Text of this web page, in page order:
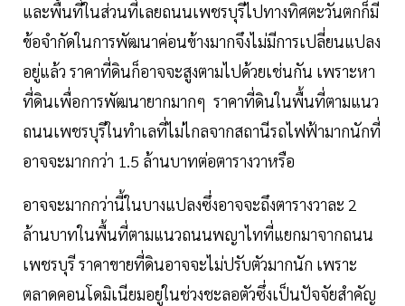
และพื้นที่ในส่วนที่เลยถนนเพชรบุรีไปทางทิศตะวันตกก็มี
ข้อจำกัดในการพัฒนาค่อนข้างมากจึงไม่มีการเปลี่ยนแปลง
อยู่แล้ว ราคาที่ดินก็อาจจะสูงตามไปด้วยเช่นกัน เพราะหา
ที่ดินเพื่อการพัฒนายากมากๆ ราคาที่ดินในพื้นที่ตามแนว
ถนนเพชรบุรีในทำเลที่ไม่ไกลจากสถานีรถไฟฟ้ามากนักที่
อาจจะมากกว่า 1.5 ล้านบาทต่อตารางวาหรือ
อาจจะมากกว่านี้ในบางแปลงซึ่งอาจจะถึงตารางวาละ 2
ล้านบาทในพื้นที่ตามแนวถนนพญาไทที่แยกมาจากถนน
เพชรบุรี ราคาขายที่ดินอาจจะไม่ปรับตัวมากนัก เพราะ
ตลาดคอนโดมิเนียมอยู่ในช่วงชะลอตัวซึ่งเป็นปัจจัยสำคัญ